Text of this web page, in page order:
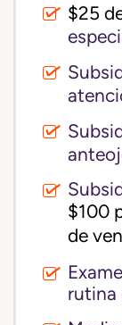
$25
$100
de
rutina